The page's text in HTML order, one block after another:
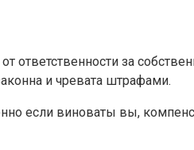
ответственности за
и чревата штрафами.
если виноваты вы,